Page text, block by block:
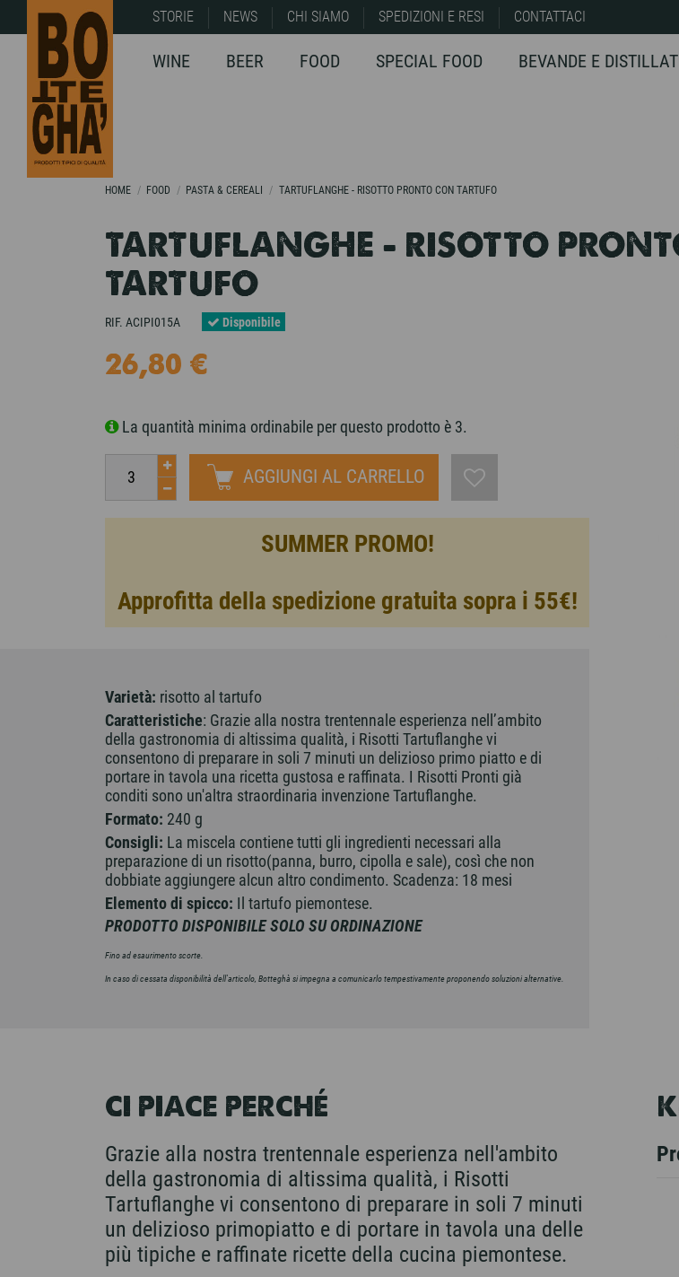
STORIE NEWS CHI SIAMO SPEDIZIONI E RESI CONTATTACI
WINE BEER FOOD SPECIAL FOOD BEVANDE E
HOME FOOD PASTA & CEREALI TARTUFLANGHE - RISOTTO PRONTO CON TARTUFO
TARTUFLANGHE - RISOTTO
TARTUFO
Varietà: risotto al tartufo
Caratteristiche: Grazie alla nostra trentennale esperienza nell’ambito
della gastronomia di altissima qualità, i Risotti Tartuflanghe vi
consentono di preparare in soli 7 minuti un delizioso primo piatto e di
portare in tavola una ricetta gustosa e raffinata. I Risotti Pronti già
conditi sono un'altra straordinaria invenzione Tartuflanghe.
Formato: 240 g
Consigli: La miscela contiene tutti gli ingredienti necessari alla
preparazione di un risotto(panna, burro, cipolla e sale), così che non
dobbiate aggiungere alcun altro condimento. Scadenza: 18 mesi
Elemento di spicco: Il tartufo piemontese.
PRODOTTO DISPONIBILE SOLO SU ORDINAZIONE
Fino ad esaurimento scorte.
In caso di cessata disponibilità dell'articolo, Botteghà si impegna a comunicarlo tempestivamente proponendo soluzioni alternative.
RIF. ACIPI015A Disponibile
26,80 €
La quantità minima ordinabile per questo prodotto è 3.
AGGIUNGI AL CARRELLO
SUMMER PROMO!
Approfitta della spedizione gratuita sopra i 55€!
CI PIACE PERCHÉ
Grazie alla nostra trentennale esperienza nell'ambito
della gastronomia di altissima qualità, i Risotti
Tartuflanghe vi consentono di preparare in soli 7 minuti
un delizioso primopiatto e di portare in tavola una delle
più tipiche e raffinate ricette della cucina piemontese.